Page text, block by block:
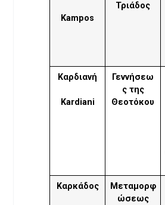
Kampos
Τριάδος
Καρδιανή
Kardiani
Γεννήσεω
ς της
Θεοτόκου
Καρκάδος
Μεταμορφ
ώσεως